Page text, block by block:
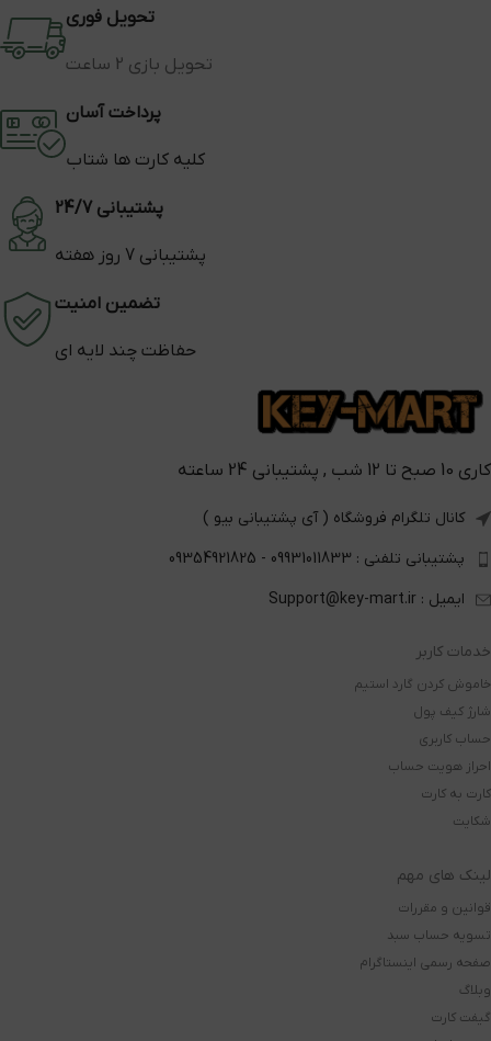
تحویل فوری
تحویل بازی 2 ساعت
پرداخت آسان
کلیه کارت ها شتاب
پشتیبانی 24/7
پشتیبانی 7 روز هفته
تضمین امنیت
حفاظت چند لایه ای
کاری 10 صبح تا 12 شب , پشتیبانی 24 ساعته
کانال تلگرام فروشگاه ( آی پشتیبانی بیو )
پشتیبانی تلفنی : 09931011833 - 09354921825
ایمیل : Support@key-mart.ir
خدمات کاربر
خاموش کردن گارد استیم
شارژ کیف پول
حساب کاربری
احراز هویت حساب
کارت به کارت
شکایت
لینک های مهم
قوانین و مقررات
تسویه حساب سبد
صفحه رسمی اینستاگرام
وبلاگ
گیفت کارت